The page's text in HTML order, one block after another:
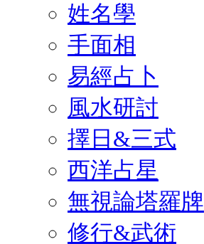
姓名學
手面相
易經占卜
風水研討
擇日&三式
西洋占星
無視論塔羅牌
修行&武術